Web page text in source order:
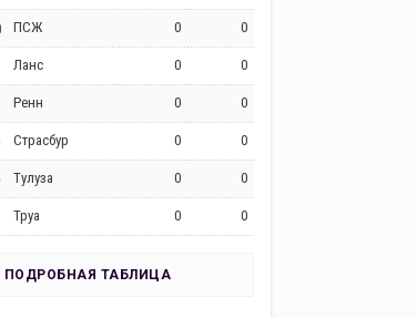
ПСЖ 0 0
Ланс 0 0
Ренн 0 0
Страсбур 0 0
Тулуза 0 0
Труа 0 0
ПОДРОБНАЯ ТАБЛИЦА